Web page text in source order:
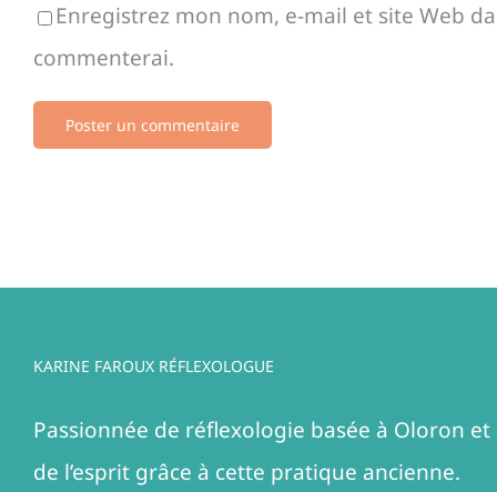
Enregistrez mon nom, e-mail et site Web
commenterai.
KARINE FAROUX RÉFLEXOLOGUE
Passionnée de réflexologie basée à Oloron
de l’esprit grâce à cette pratique ancienne.